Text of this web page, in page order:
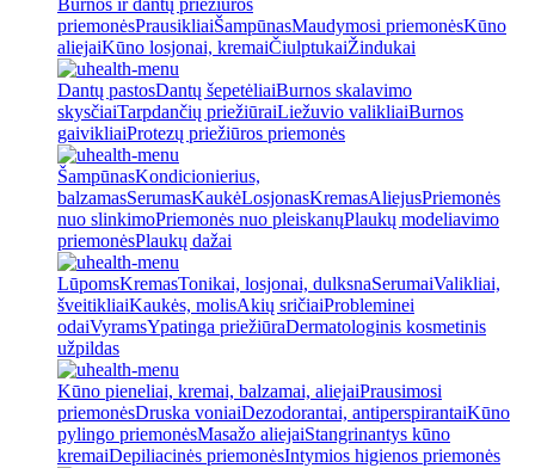
Burnos ir dantų priežiūros
priemonėsPrausikliaiŠampūnasMaudymosi priemonėsKūno
aliejaiKūno losjonai, kremaiČiulptukaiŽindukai
Dantų pastosDantų šepetėliaiBurnos skalavimo
skysčiaiTarpdančių priežiūraiLiežuvio valikliaiBurnos
gaivikliaiProtezų priežiūros priemonės
ŠampūnasKondicionierius,
balzamasSerumasKaukėLosjonasKremasAliejusPriemonės
nuo slinkimoPriemonės nuo pleiskanųPlaukų modeliavimo
priemonėsPlaukų dažai
LūpomsKremasTonikai, losjonai, dulksnaSerumaiValikliai,
šveitikliaiKaukės, molisAkių sričiaiProbleminei
odaiVyramsYpatinga priežiūraDermatologinis kosmetinis
užpildas
Kūno pieneliai, kremai, balzamai, aliejaiPrausimosi
priemonėsDruska voniaiDezodorantai, antiperspirantaiKūno
pylingo priemonėsMasažo aliejaiStangrinantys kūno
kremaiDepiliacinės priemonėsIntymios higienos priemonės